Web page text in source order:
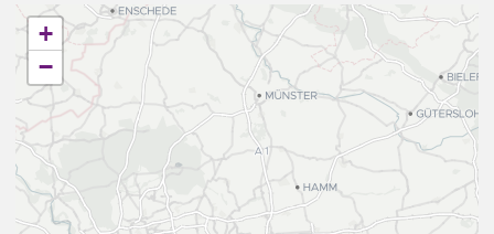
+
−